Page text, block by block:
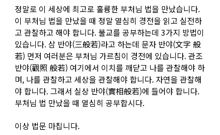
정말로 이 세상에 최고로 훌륭한 부처님 법을 만났습니다.
이 부처님 법을 만났을 때 정말 열심히 경전을 읽고 실전하
고 관찰하고 해야 합니다. 불교를 공부하는데 3가지 방법이
있습니다. 삼 반야(三般若)라고 하는데 문자 반야(文字 般
若) 먼저 여러분은 부처님 가르침이 경전에 있습니다. 관조
반야(觀照 般若) 여기에서 이치를 깨닫고 나를 관찰해야 하
며, 나를 관찰하고 세상을 관찰해야 합니다. 자연을 관찰해
야 합니다. 그래서 실상 반야(實相般若)에 들어야 합니다.
부처님 법 만났을 때 열심히 공부합시다.
이상 법문 마칩니다.